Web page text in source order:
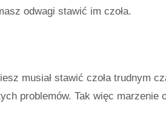
odwagi stawić im czoła.
musiał stawić czoła trudnym
problemów. Tak więc marzenie